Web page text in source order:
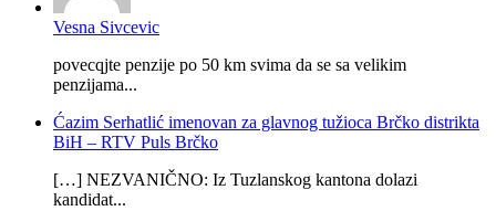
Vesna Sivcevic
povecqjte penzije po 50 km svima da se sa velikim
penzijama...
Ćazim Serhatlić imenovan za glavnog tužioca Brčko distrikta
BiH – RTV Puls Brčko
[…] NEZVANIČNO: Iz Tuzlanskog kantona dolazi
kandidat...